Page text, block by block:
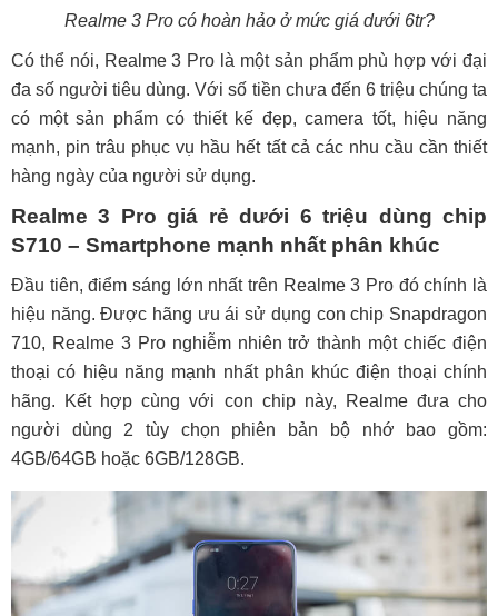
Realme 3 Pro có hoàn hảo ở mức giá dưới 6tr?
Có thể nói, Realme 3 Pro là một sản phẩm phù hợp với đại
đa số người tiêu dùng. Với số tiền chưa đến 6 triệu chúng ta
có một sản phẩm có thiết kế đẹp, camera tốt, hiệu năng
mạnh, pin trâu phục vụ hầu hết tất cả các nhu cầu cần thiết
hàng ngày của người sử dụng.
Realme 3 Pro giá rẻ dưới 6 triệu dùng chip
S710 – Smartphone mạnh nhất phân khúc
Đầu tiên, điểm sáng lớn nhất trên Realme 3 Pro đó chính là
hiệu năng. Được hãng ưu ái sử dụng con chip Snapdragon
710, Realme 3 Pro nghiễm nhiên trở thành một chiếc điện
thoại có hiệu năng mạnh nhất phân khúc điện thoại chính
hãng.
Kết hợp cùng với con chip này, Realme đưa cho
người dùng 2 tùy chọn phiên bản bộ nhớ bao gồm:
4GB/64GB hoặc 6GB/128GB.